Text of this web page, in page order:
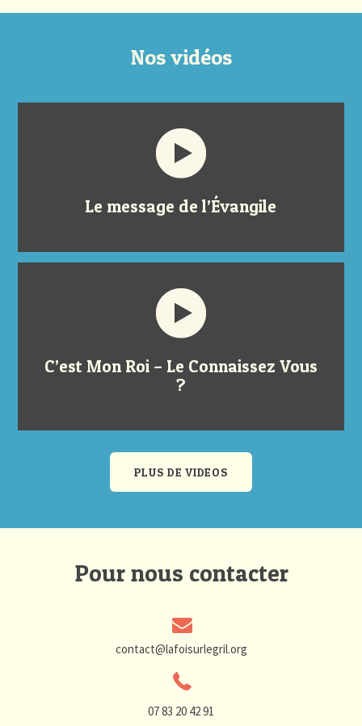
Nos vidéos
Le message de l’Évangile
C’est Mon Roi – Le Connaissez Vous
?
PLUS DE VIDEOS
Pour nous contacter
contact@lafoisurlegril.org
07 83 20 42 91